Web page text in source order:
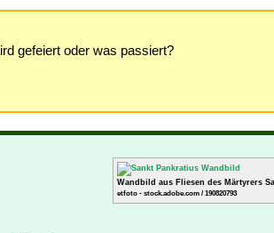
gefeiert oder was passiert?
Wandbild aus Fliesen des Märtyrers
etfoto - stock.adobe.com / 190820793